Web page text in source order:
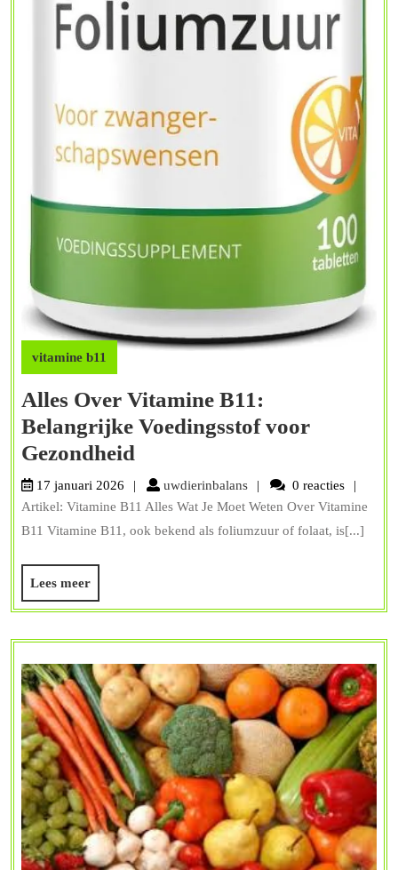
vitamine b11
Alles Over Vitamine B11:
Belangrijke Voedingsstof voor
Gezondheid
Over
Vitamine
B11:
voor
Gezondheid
17 januari 2026 uwdierinbalansuwdierinbalans
0 reacties
Artikel: Vitamine B11 Alles Wat Je Moet Weten Over Vitamine
B11 Vitamine B11, ook bekend als foliumzuur of folaat, is[...]
Lees meerLees
meer